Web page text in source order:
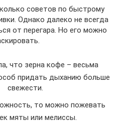
советов по быстрому
Однако далеко не всегда
от перегара. Но его можно
что зерна кофе – весьма
придать дыханию больше
свежести.
то можно пожевать
мяты или мелиссы.